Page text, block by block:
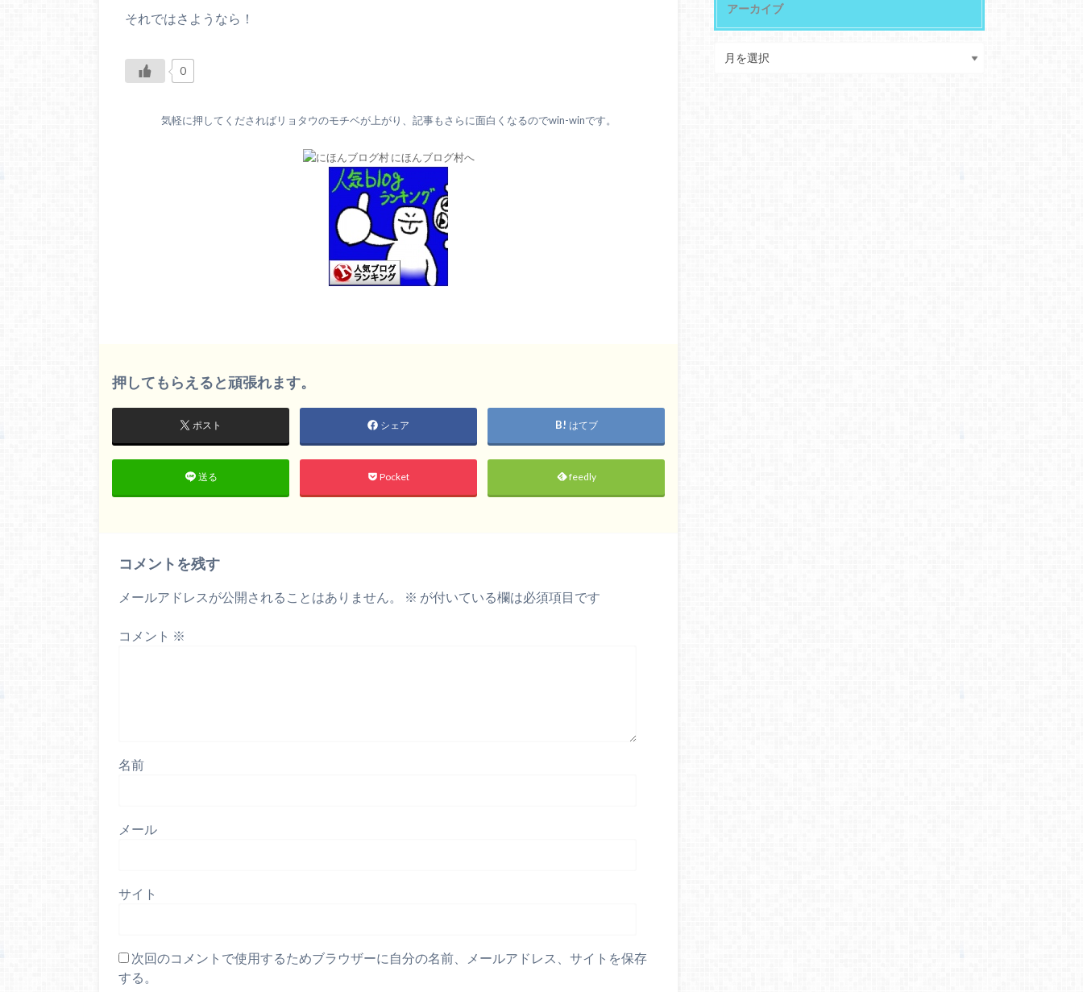
それではさようなら！
0
気軽に押してくださればリョタウのモチベが上がり、記事もさらに面白くなるのでwin-winです。
押してもらえると頑張れます。
ポスト シェア はてブ
送る Pocket feedly
コメントを残す
メールアドレスが公開されることはありません。 ※ が付いている欄は必須項目です
コメント ※
名前
メール
サイト
次回のコメントで使用するためブラウザーに自分の名前、メールアドレス、サイトを保存
する。
アーカイブ